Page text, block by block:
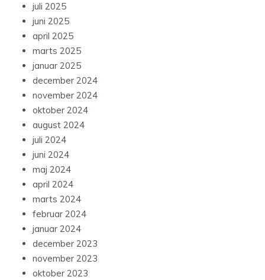
juli 2025
juni 2025
april 2025
marts 2025
januar 2025
december 2024
november 2024
oktober 2024
august 2024
juli 2024
juni 2024
maj 2024
april 2024
marts 2024
februar 2024
januar 2024
december 2023
november 2023
oktober 2023